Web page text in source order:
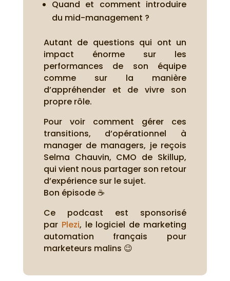
Quand et comment introduire
du mid-management ?
Autant de questions qui ont un
impact énorme sur les
performances de son équipe
comme sur la manière
d’appréhender et de vivre son
propre rôle.
Pour voir comment gérer ces
transitions, d’opérationnel à
manager de managers, je reçois
Selma Chauvin, CMO de Skillup,
qui vient nous partager son retour
d’expérience sur le sujet.
Bon épisode ☕
Ce podcast est sponsorisé
par Plezi, le logiciel de marketing
automation français pour
marketeurs malins 😉